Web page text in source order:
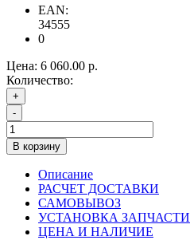
EAN:
34555
0
Цена: 6 060.00 р.
Количество:
+
-
В корзину
Описание
РАСЧЕТ ДОСТАВКИ
САМОВЫВОЗ
УСТАНОВКА ЗАПЧАСТИ
ЦЕНА И НАЛИЧИЕ